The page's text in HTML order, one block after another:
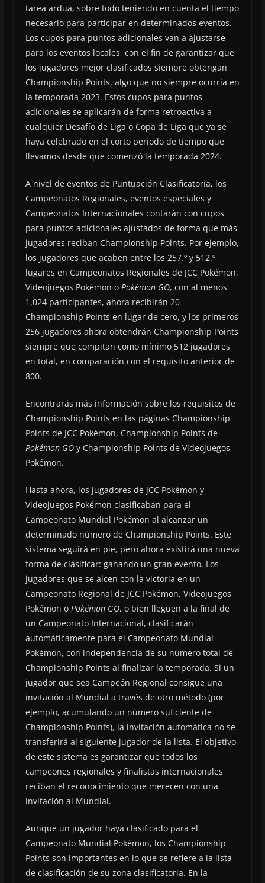
tarea ardua, sobre todo teniendo en cuenta el tiempo
necesario para participar en determinados eventos.
Los cupos para puntos adicionales van a ajustarse
para los eventos locales, con el fin de garantizar que
los jugadores mejor clasificados siempre obtengan
Championship Points, algo que no siempre ocurría en
la temporada 2023. Estos cupos para puntos
adicionales se aplicarán de forma retroactiva a
cualquier Desafío de Liga o Copa de Liga que ya se
haya celebrado en el corto periodo de tiempo que
llevamos desde que comenzó la temporada 2024.
A nivel de eventos de Puntuación Clasificatoria, los
Campeonatos Regionales, eventos especiales y
Campeonatos Internacionales contarán con cupos
para puntos adicionales ajustados de forma que más
jugadores reciban Championship Points. Por ejemplo,
los jugadores que acaben entre los 257.º y 512.º
lugares en Campeonatos Regionales de JCC Pokémon,
Videojuegos Pokémon o Pokémon GO, con al menos
1,024 participantes, ahora recibirán 20
Championship Points en lugar de cero, y los primeros
256 jugadores ahora obtendrán Championship Points
siempre que compitan como mínimo 512 jugadores
en total, en comparación con el requisito anterior de
800.
Encontrarás más información sobre los requisitos de
Championship Points en las páginas Championship
Points de JCC Pokémon, Championship Points de
Pokémon GOy Championship Points de Videojuegos
Pokémon.
Hasta ahora, los jugadores de JCC Pokémon y
Videojuegos Pokémon clasificaban para el
Campeonato Mundial Pokémon al alcanzar un
determinado número de Championship Points. Este
sistema seguirá en pie, pero ahora existirá una nueva
forma de clasificar: ganando un gran evento. Los
jugadores que se alcen con la victoria en un
Campeonato Regional de JCC Pokémon, Videojuegos
Pokémon o Pokémon GO, o bien lleguen a la final de
un Campeonato Internacional, clasificarán
automáticamente para el Campeonato Mundial
Pokémon, con independencia de su número total de
Championship Points al finalizar la temporada. Si un
jugador que sea Campeón Regional consigue una
invitación al Mundial a través de otro método (por
ejemplo, acumulando un número suficiente de
Championship Points), la invitación automática no se
transferirá al siguiente jugador de la lista. El objetivo
de este sistema es garantizar que todos los
campeones regionales y finalistas internacionales
reciban el reconocimiento que merecen con una
invitación al Mundial.
Aunque un jugador haya clasificado para el
Campeonato Mundial Pokémon, los Championship
Points son importantes en lo que se refiere a la lista
de clasificación de su zona clasificatoria. En la